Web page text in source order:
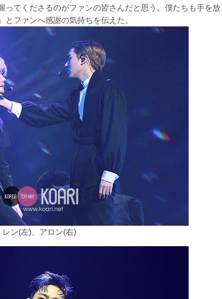
ってくださるのがファンの皆さんだと思う。僕たちも手を放
ファンへ感謝の気持ちを伝えた。
レン(左)、アロン(右)